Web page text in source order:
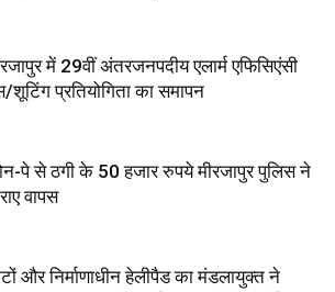
में 29वीं अंतरजनपदीय एलार्म एफिसिएंसी
शूटिंग प्रतियोगिता का समापन
पे से ठगी के 50 हजार रुपये मीरजापुर पुलिस ने
वापस
और निर्माणाधीन हेलीपैड का मंडलायुक्त ने